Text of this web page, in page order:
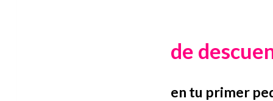
de
en tu primer